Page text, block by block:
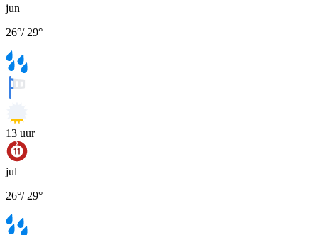
jun
26°/ 29°
13 uur
jul
26°/ 29°